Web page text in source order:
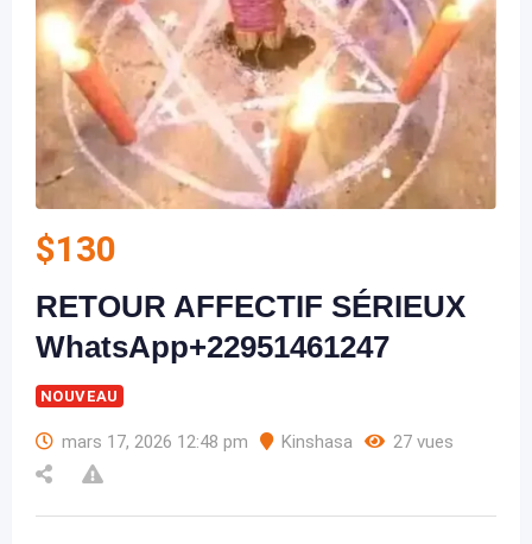
$130
RETOUR AFFECTIF SÉRIEUX
WhatsApp+22951461247
NOUVEAU
mars 17, 2026 12:48 pm Kinshasa 27 vues